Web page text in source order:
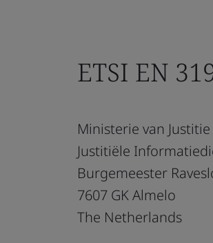
ETSI EN
Ministerie van
Justitiële
Burgemeester
7607 GK Almelo
The Netherlands